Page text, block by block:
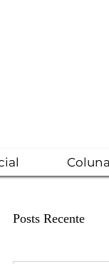
Posts Recente